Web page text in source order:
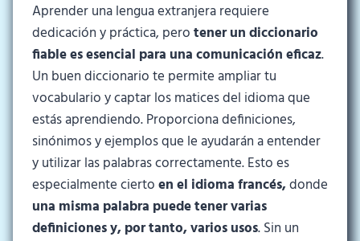
Aprender una lengua extranjera requiere
dedicación y práctica, perotener un diccionario
fiable es esencial para una comunicación eficaz.
Un buen diccionario te permite ampliar tu
vocabulario y captar los matices del idioma que
estás aprendiendo. Proporciona definiciones,
sinónimos y ejemplos que le ayudarán a entender
y utilizar las palabras correctamente. Esto es
especialmente ciertoen el idioma francés,donde
una misma palabra puede tener varias
definiciones y, por tanto, varios usos. Sin un